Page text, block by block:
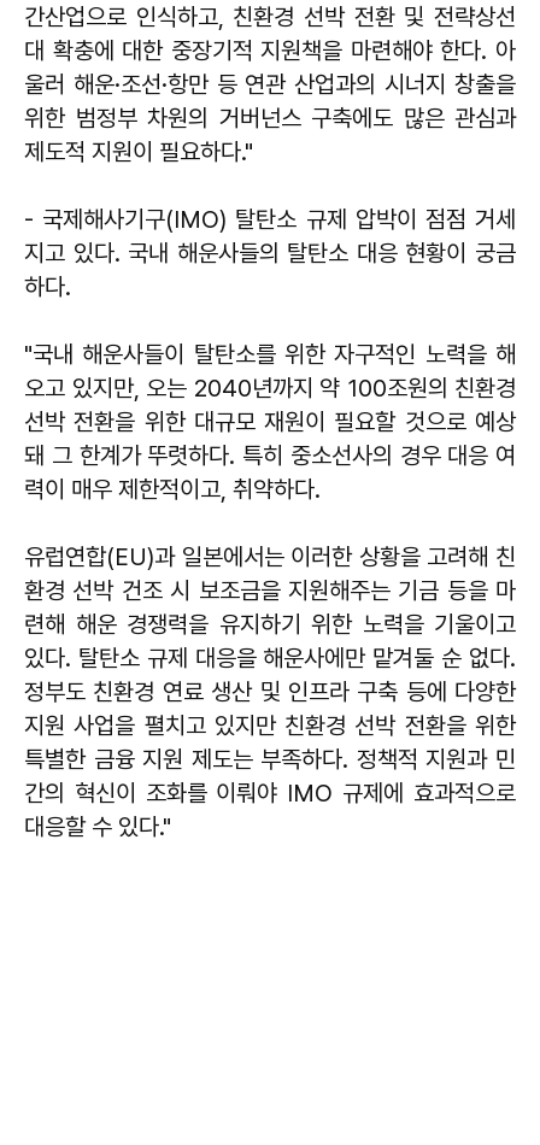
간산업으로 인식하고, 친환경 선박 전환 및 전략상선
대 확충에 대한 중장기적 지원책을 마련해야 한다. 아
울러 해운·조선·항만 등 연관 산업과의 시너지 창출을
위한 범정부 차원의 거버넌스 구축에도 많은 관심과
제도적 지원이 필요하다."
- 국제해사기구(IMO) 탈탄소 규제 압박이 점점 거세
지고 있다. 국내 해운사들의 탈탄소 대응 현황이 궁금
하다.
"국내 해운사들이 탈탄소를 위한 자구적인 노력을 해
오고 있지만, 오는 2040년까지 약 100조원의 친환경
선박 전환을 위한 대규모 재원이 필요할 것으로 예상
돼 그 한계가 뚜렷하다. 특히 중소선사의 경우 대응 여
력이 매우 제한적이고, 취약하다.
유럽연합(EU)과 일본에서는 이러한 상황을 고려해 친
환경 선박 건조 시 보조금을 지원해주는 기금 등을 마
련해 해운 경쟁력을 유지하기 위한 노력을 기울이고
있다. 탈탄소 규제 대응을 해운사에만 맡겨둘 순 없다.
정부도 친환경 연료 생산 및 인프라 구축 등에 다양한
지원 사업을 펼치고 있지만 친환경 선박 전환을 위한
특별한 금융 지원 제도는 부족하다. 정책적 지원과 민
간의 혁신이 조화를 이뤄야 IMO 규제에 효과적으로
대응할 수 있다."